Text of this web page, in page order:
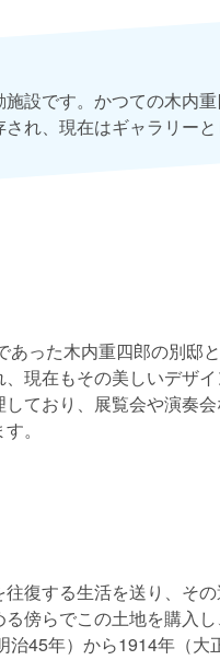
設です。かつての木内
れ、現在はギャラリーと
った木内重四郎の別邸
現在もその美しいデザ
ており、展覧会や演奏
。
復する生活を送り、そ
傍らでこの土地を購入
45年）から1914年（大